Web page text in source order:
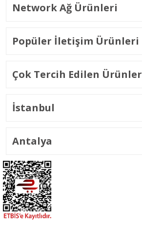
Network Ağ Ürünleri
Popüler İletişim Ürünleri
Çok Tercih Edilen Ürünler
İstanbul
Antalya